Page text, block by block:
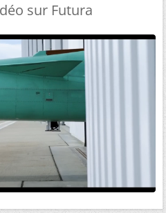
sur Futura